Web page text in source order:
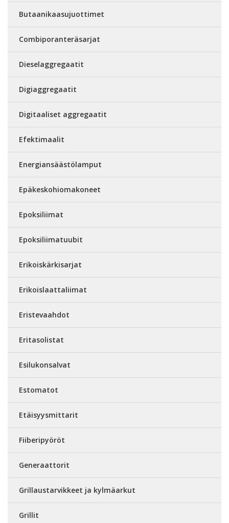
Butaanikaasujuottimet
Combiporanteräsarjat
Dieselaggregaatit
Digiaggregaatit
Digitaaliset aggregaatit
Efektimaalit
Energiansäästölamput
Epäkeskohiomakoneet
Epoksiliimat
Epoksiliimatuubit
Erikoiskärkisarjat
Erikoislaattaliimat
Eristevaahdot
Eritasolistat
Esilukonsalvat
Estomatot
Etäisyysmittarit
Fiiberipyöröt
Generaattorit
Grillaustarvikkeet ja kylmäarkut
Grillit